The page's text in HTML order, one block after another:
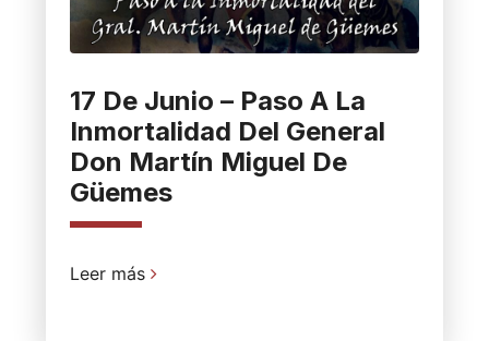
17 De Junio – Paso A La
Inmortalidad Del General
Don Martín Miguel De
Güemes
Leer más